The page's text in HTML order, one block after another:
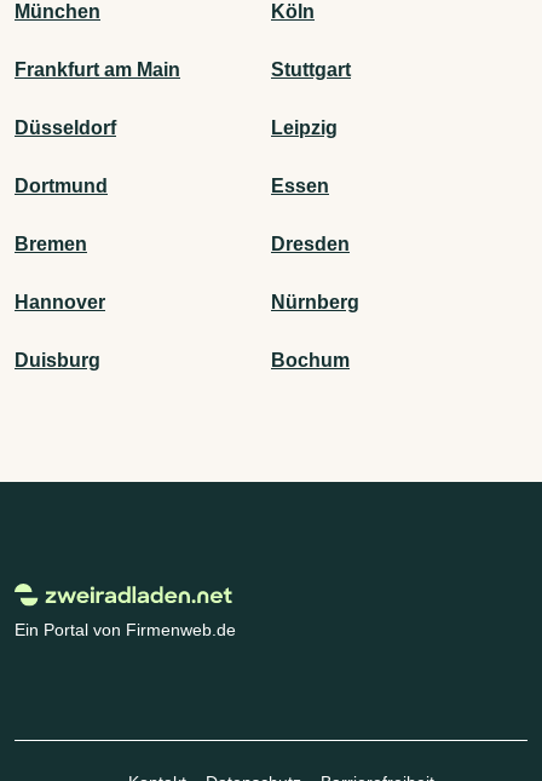
München Köln
Frankfurt am Main Stuttgart
Düsseldorf Leipzig
Dortmund Essen
Bremen Dresden
Hannover Nürnberg
Duisburg Bochum
Ein Portal von Firmenweb.de